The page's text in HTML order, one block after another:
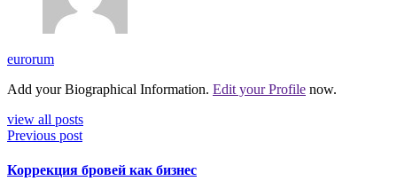
eurorum
Add your Biographical Information. Edit your Profile now.
view all posts
Previous post
Коррекция бровей как бизнес